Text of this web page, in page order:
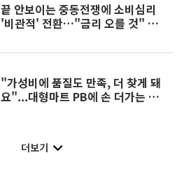
끝 안보이는 중동전쟁에 소비심리
'비관적' 전환…"금리 오를 것" 전
"가성비에 품질도 만족, 더 찾게 돼
요"...대형마트 PB에 손 더가는 소
더보기